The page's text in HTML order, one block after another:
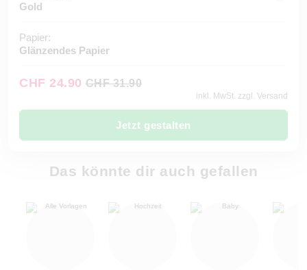
Gold
Papier:
Glänzendes Papier
CHF 24.90 CHF 31.90
inkl. MwSt. zzgl. Versand
Jetzt gestalten
Das könnte dir auch gefallen